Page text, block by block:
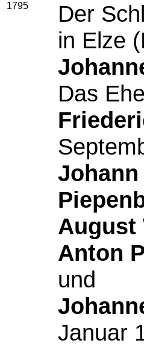
1795
Der
in Elze
Das
August
Anton
und
Januar